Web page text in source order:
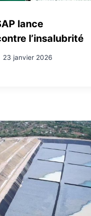
lance
l’insalubrité
23 janvier 2026